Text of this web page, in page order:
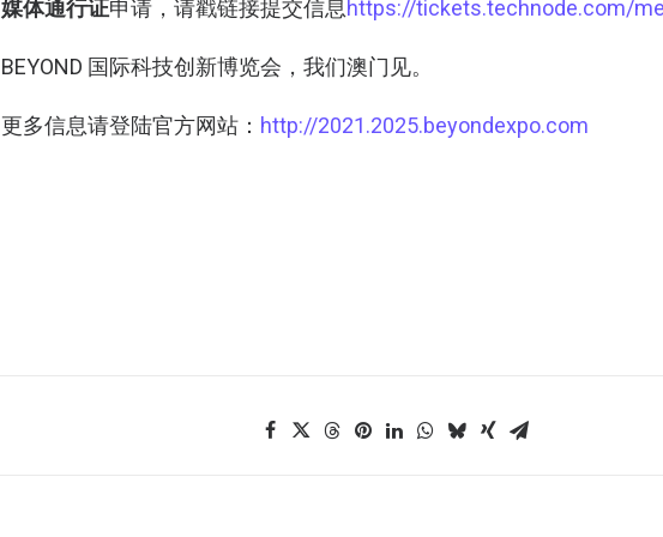
媒体通行证申请，请戳链接提交信息https://tickets.technode.com/
BEYOND 国际科技创新博览会，我们澳门见。
更多信息请登陆官方网站： http://2021.2025.beyondexpo.com